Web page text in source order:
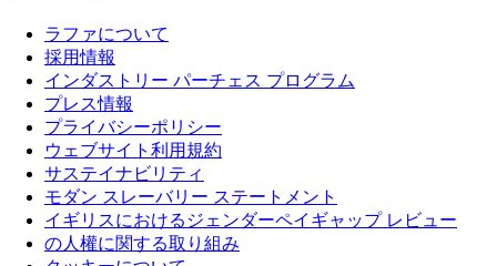
ラファについて
採用情報
インダストリー パーチェス プログラム
プレス情報
プライバシーポリシー
ウェブサイト利用規約
サステイナビリティ
モダン スレーバリー ステートメント
イギリスにおけるジェンダーペイギャップ レビュー
の人權に関する取り組み